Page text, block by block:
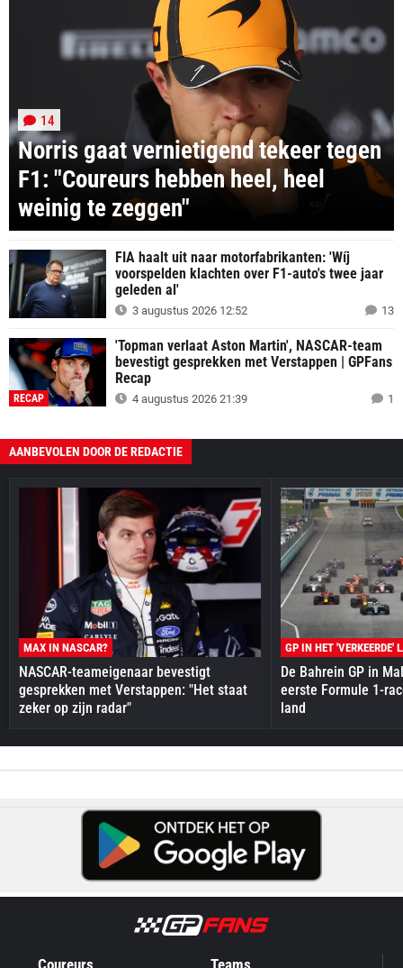
Norris gaat vernietigend tekeer tegen
F1: "Coureurs hebben heel, heel
weinig te zeggen"
14
FIA haalt uit naar motorfabrikanten: 'Wíj
voorspelden klachten over F1-auto's twee jaar
geleden al'
3 augustus 2026 12:52 13
RECAP
'Topman verlaat Aston Martin', NASCAR-team
bevestigt gesprekken met Verstappen | GPFans
Recap
4 augustus 2026 21:39 1
AANBEVOLEN DOOR DE REDACTIE
MAX IN NASCAR?
NASCAR-teameigenaar bevestigt
gesprekken met Verstappen: "Het staat
zeker op zijn radar"
GP IN HET 'VERKEERDE'
De Bahrein GP in
eerste Formule 1-
land
Coureurs Teams